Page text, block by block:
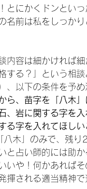
とにかくドンとい
前は私をしっか
内容は細かければ
する？」という相
以下の条件を予め
ら、苗字を「八木」
、岩に関する字を
る字を入れてほしい
木」のみで、残り
と占い師的には助
や！何かあれば
揮される適当精神で